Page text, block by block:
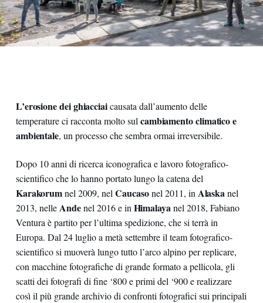
L’erosione dei ghiacciaicausata dall’aumento delle
temperature ci racconta molto sul cambiamento climatico e
ambientale, un processo che sembra ormai irreversibile.
Dopo 10 anni di ricerca iconografica e lavoro fotografico-
scientifico che lo hanno portato lungo la catena del
Karakorumnel 2009, nelCaucasonel 2011, in Alaskanel
2013, nelleAndenel 2016 e in Himalayanel 2018, Fabiano
Ventura è partito per l’ultima spedizione, che si terrà in
Europa. Dal 24 luglio a metà settembre il team fotografico-
scientifico si muoverà lungo tutto l’arco alpino per replicare,
con macchine fotografiche di grande formato a pellicola, gli
scatti dei fotografi di fine ‘800 e primi del ‘900 e realizzare
così il più grande archivio di confronti fotografici sui principali